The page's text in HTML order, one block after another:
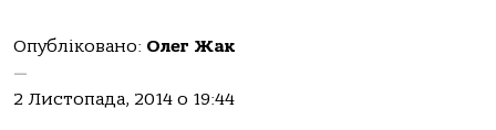
Опубліковано: Олег Жак
—
2 Листопада, 2014 о 19:44